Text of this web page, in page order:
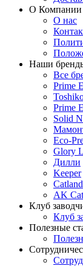
О Компании
О нас
Наши
Все
Prime
Prime
Solid
Eco-
Glory
Дилли
Keeper
Catland
AK Cat
Клуб
Клуб
Полезные